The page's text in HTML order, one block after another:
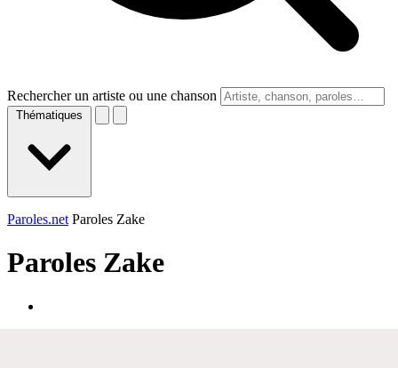
Rechercher un artiste ou une chanson
Thématiques
Paroles.net Paroles Zake
Paroles Zake